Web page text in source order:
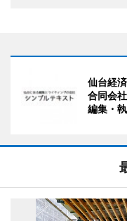
仙台経
合同会
編集・